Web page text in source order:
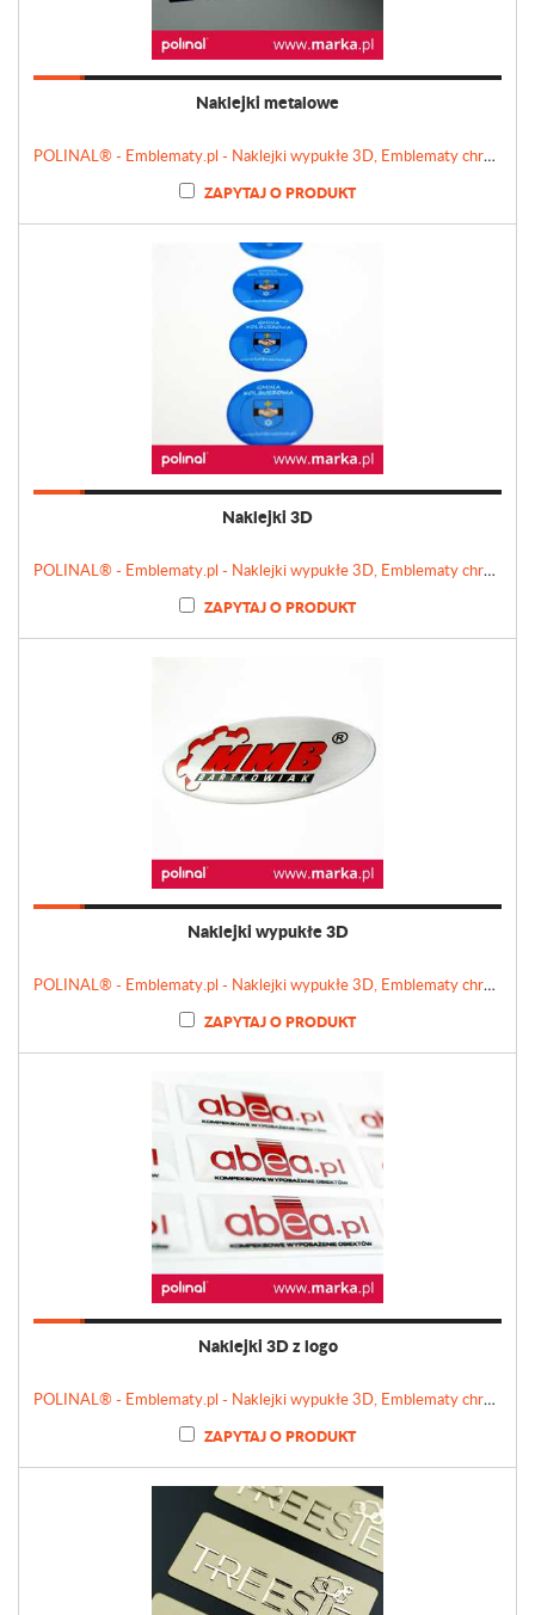
Naklejki metalowe
POLINAL® - Emblematy.pl - Naklejki wypukłe 3D, Emblematy chromowane, Tabliczki, Etykiety
ZAPYTAJ O PRODUKT
Naklejki 3D
POLINAL® - Emblematy.pl - Naklejki wypukłe 3D, Emblematy chromowane, Tabliczki, Etykiety
ZAPYTAJ O PRODUKT
Naklejki wypukłe 3D
POLINAL® - Emblematy.pl - Naklejki wypukłe 3D, Emblematy chromowane, Tabliczki, Etykiety
ZAPYTAJ O PRODUKT
Naklejki 3D z logo
POLINAL® - Emblematy.pl - Naklejki wypukłe 3D, Emblematy chromowane, Tabliczki, Etykiety
ZAPYTAJ O PRODUKT